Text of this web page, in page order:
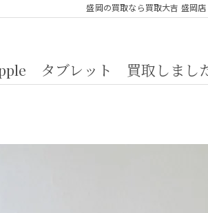
盛岡の買取なら買取大吉 盛岡店
タブレット 買取しまし